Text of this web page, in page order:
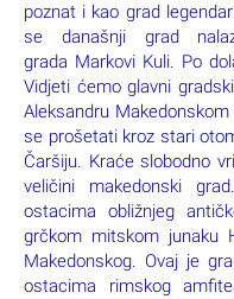
poznat i kao grad
se današnji grad
grada Markovi Kuli. Po
Vidjeti ćemo glavni
Aleksandru
se prošetati kroz stari
Čaršiju. Kraće slobodno
veličini makedonski
ostacima obližnjeg
grčkom mitskom junaku
Makedonskog. Ovaj je
ostacima rimskog